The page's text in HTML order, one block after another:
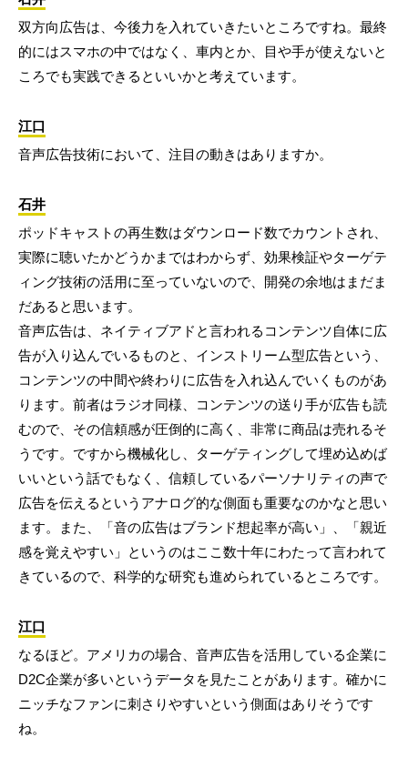
双方向広告は、今後力を入れていきたいところですね。最終
的にはスマホの中ではなく、車内とか、目や手が使えないと
ころでも実践できるといいかと考えています。
江口
音声広告技術において、注目の動きはありますか。
石井
ポッドキャストの再生数はダウンロード数でカウントされ、
実際に聴いたかどうかまではわからず、効果検証やターゲテ
ィング技術の活用に至っていないので、開発の余地はまだま
だあると思います。
音声広告は、ネイティブアドと言われるコンテンツ自体に広
告が入り込んでいるものと、インストリーム型広告という、
コンテンツの中間や終わりに広告を入れ込んでいくものがあ
ります。前者はラジオ同様、コンテンツの送り手が広告も読
むので、その信頼感が圧倒的に高く、非常に商品は売れるそ
うです。ですから機械化し、ターゲティングして埋め込めば
いいという話でもなく、信頼しているパーソナリティの声で
広告を伝えるというアナログ的な側面も重要なのかなと思い
ます。また、「音の広告はブランド想起率が高い」、「親近
感を覚えやすい」というのはここ数十年にわたって言われて
きているので、科学的な研究も進められているところです。
江口
なるほど。アメリカの場合、音声広告を活用している企業に
D2C企業が多いというデータを見たことがあります。確かに
ニッチなファンに刺さりやすいという側面はありそうです
ね。